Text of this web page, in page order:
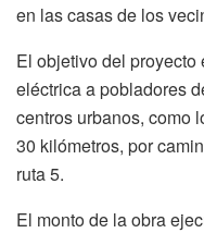
en las casas de los
El objetivo del proyecto
eléctrica a pobladores
centros urbanos, como
30 kilómetros, por
ruta 5.
El monto de la obra